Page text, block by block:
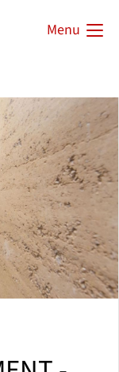
Menu
Vorwärts